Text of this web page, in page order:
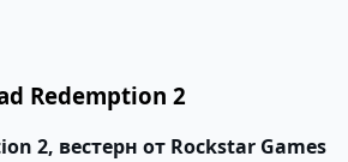
Redemption 2
2, вестерн от Rockstar Games